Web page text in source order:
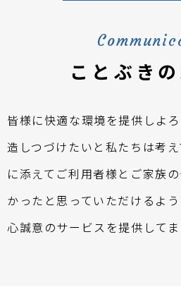
ことぶき
皆様に快適な環境を提供しよ
造しつづけたいと私たちは考
に添えてご利用者様とご家族
かったと思っていただけるよ
心誠意のサービスを提供してま